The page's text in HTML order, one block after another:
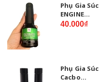
Phụ Gia
ENGINE...
40.000₫
Phụ Gia
Cacbo...